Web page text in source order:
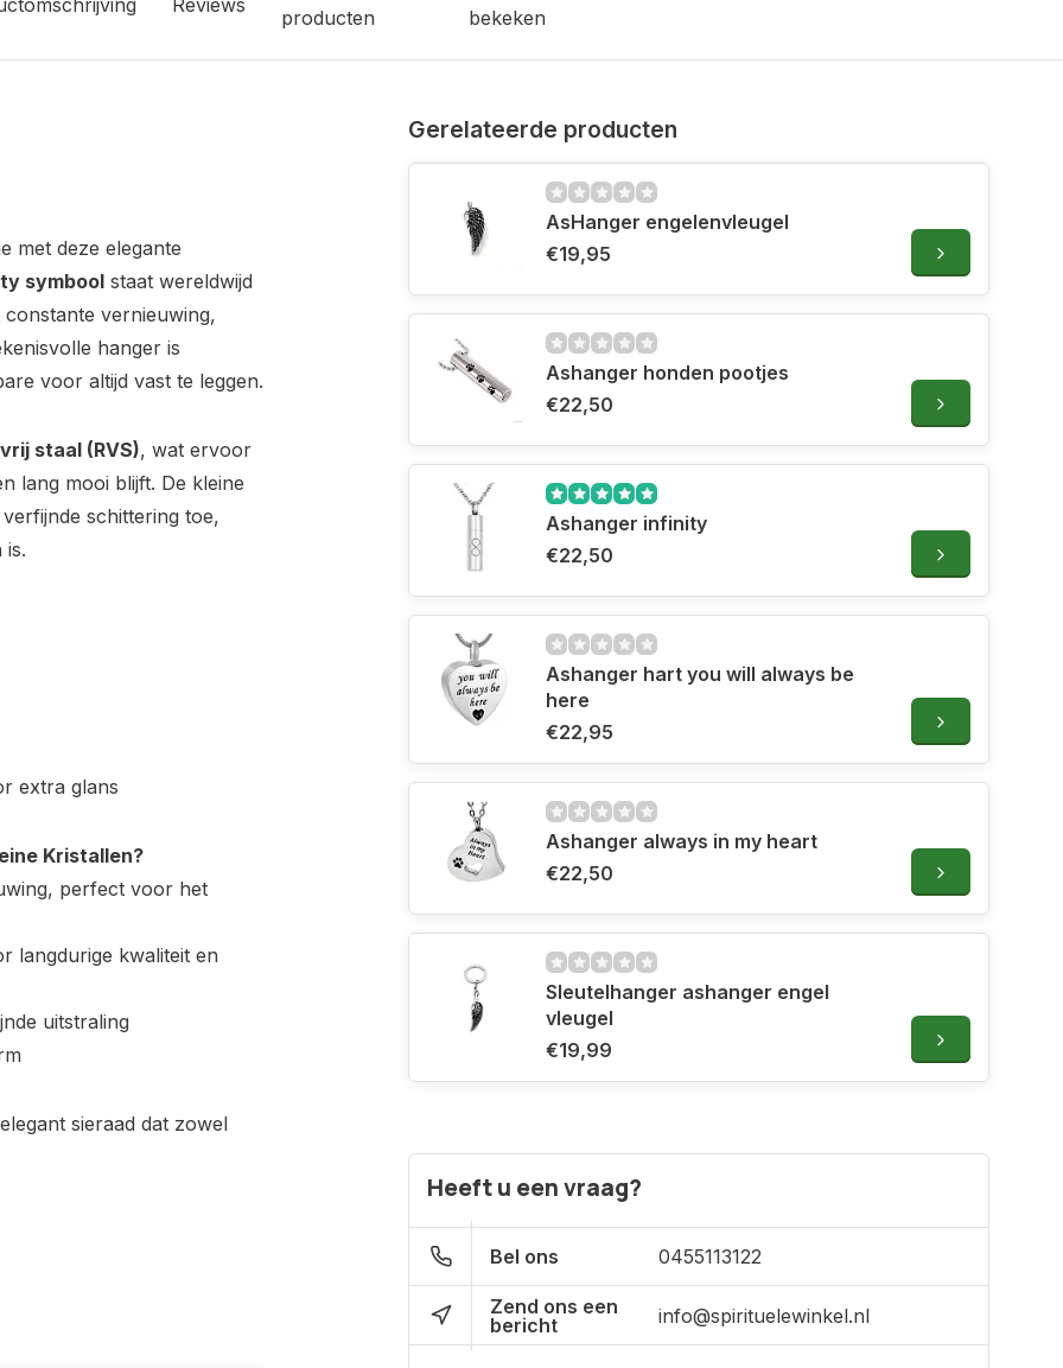
Reviews
producten
bekeken
met deze elegante
symbool staat wereldwijd
vernieuwing,
hanger is
voor altijd vast te leggen.
staal (RVS), wat ervoor
lang mooi blijft. De kleine
schittering toe,
is.
extra glans
Kristallen?
perfect voor het
langdurige kwaliteit en
uitstraling
sieraad dat zowel
Gerelateerde producten
AsHanger engelenvleugel
€19,95
Ashanger honden pootjes
€22,50
Ashanger infinity
€22,50
Ashanger hart you will always be
here
€22,95
Ashanger always in my heart
€22,50
Sleutelhanger ashanger engel
vleugel
€19,99
Heeft u een vraag?
Bel ons 0455113122
Zend ons een
bericht
info@spirituelewinkel.nl